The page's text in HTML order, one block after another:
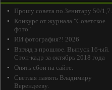
•
Прошу совета по Зенитару 50/1,7.
•
Конкурс от журнала "Советское
фото"
•
ИИ фотография?! 2026
•
Взгляд в прошлое. Выпуск 16-ый.
Стоп-кадр за октябрь 2018 года
•
Опять сбои на сайте.
•
Светлая память Владимиру
Верендееву.